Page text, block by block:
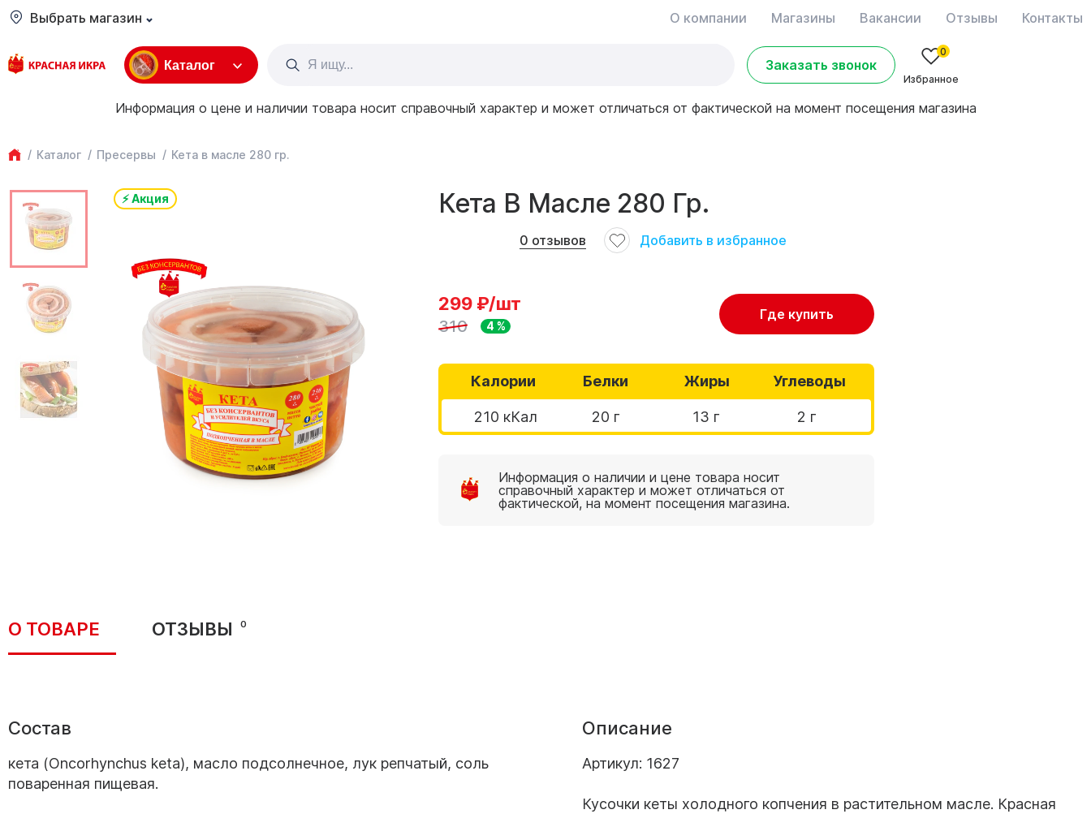
Выбрать магазин О компании Магазины Вакансии Отзывы Контакты
Каталог Заказать звонок
0
Избранное
Информация о цене и наличии товара носит справочный характер и может отличаться от фактической на момент посещения магазина
Каталог Пресервы Кета в масле 280 гр.
⚡ Акция Кета В Масле 280 Гр.
0 отзывов Добавить в избранное
299 ₽/шт
310 4 %
Где купить
Калории Белки Жиры Углеводы
210 кКал 20 г 13 г 2 г
Информация о наличии и цене товара носит
справочный характер и может отличаться от
фактической, на момент посещения магазина.
О ТОВАРЕ ОТЗЫВЫ 0
Состав
кета (Oncorhynchus keta), масло подсолнечное, лук репчатый, соль
поваренная пищевая.
Описание
Артикул: 1627
Кусочки кеты холодного копчения в растительном масле. Красная